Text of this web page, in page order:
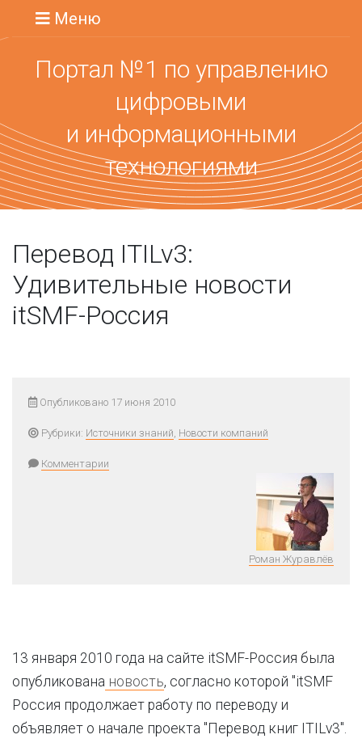
Меню
Портал №1 по управлению
цифровыми
и информационными
технологиями
Перевод ITILv3:
Удивительные новости
itSMF-Россия
Опубликовано 17 июня 2010
Рубрики: Источники знаний, Новости компаний
Комментарии
Роман Журавлёв
13 января 2010 года на сайте itSMF-Россия была
опубликована новость, согласно которой "itSMF
Россия продолжает работу по переводу и
объявляет о начале проекта "Перевод книг ITILv3".